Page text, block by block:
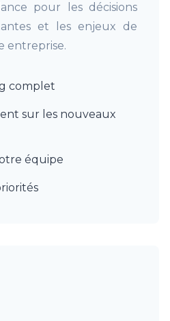
pour les décisions
et les enjeux de
entreprise.
complet
sur les nouveaux
équipe